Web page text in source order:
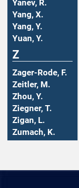
Yanev, R.
Yang, X.
Yang, Y.
Yuan, Y.
Z
Zager-Rode, F.
Zeitler, M.
Zhou, Y.
Ziegner, T.
Zigan, L.
Zumach, K.